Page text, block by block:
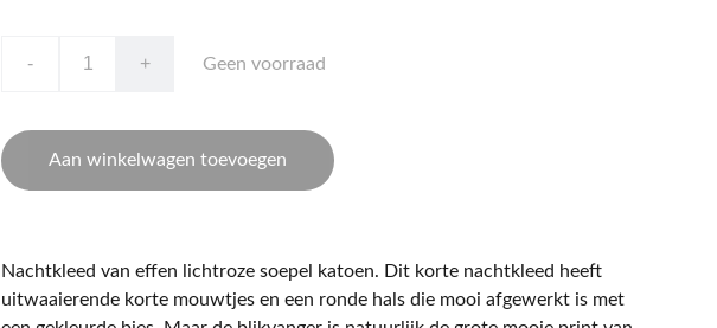
- + Geen voorraad
Aan winkelwagen toevoegen
Nachtkleed van effen lichtroze soepel katoen. Dit korte nachtkleed heeft
uitwaaierende korte mouwtjes en een ronde hals die mooi afgewerkt is met